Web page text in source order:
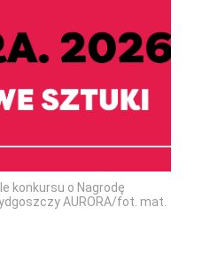
konkursu o Nagrodę
AURORA/fot. mat.